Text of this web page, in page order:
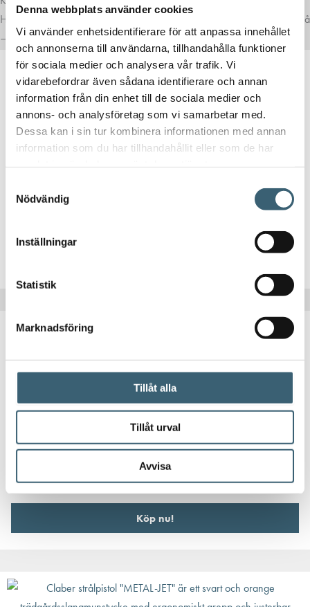
Denna webbplats använder cookies
Vi använder enhetsidentifierare för att anpassa innehållet
och annonserna till användarna, tillhandahålla funktioner
för sociala medier och analysera vår trafik. Vi
vidarebefordrar även sådana identifierare och annan
information från din enhet till de sociala medier och
annons- och analysföretag som vi samarbetar med.
Dessa kan i sin tur kombinera informationen med annan
information som du har tillhandahållit eller som de har
Nödvändig
Inställningar
Statistik
Marknadsföring
Tillåt alla
Tillåt urval
Avvisa
Här har vi samlat produkter som ofta passar bra ihop med det du tittar på
– för en mer komplett lösning.
MUNSTYCKEN & VATTENPISTOLER
Claber sprinklerpistol ”Balcony”
225kr
MUNSTYCKEN & VATTENPISTOLER
Claber strålpistol ”PRECISION”
Köp nu!